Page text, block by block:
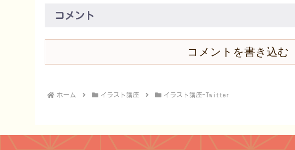
コメント
コメントを書き込む
ホーム イラスト講座 イラスト講座-Twitter